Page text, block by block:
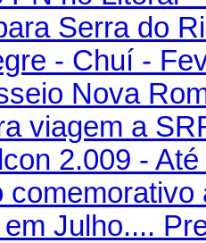
Serra do
- Chuí -
Nova
viagem a
2.009 -
Julho....